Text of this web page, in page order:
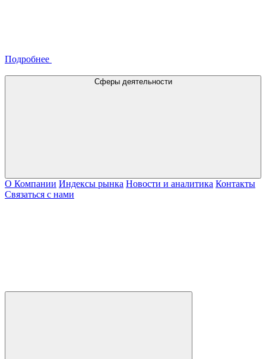
Подробнее
Сферы деятельности
О Компании Индексы рынка Новости и аналитика Контакты
Связаться с нами